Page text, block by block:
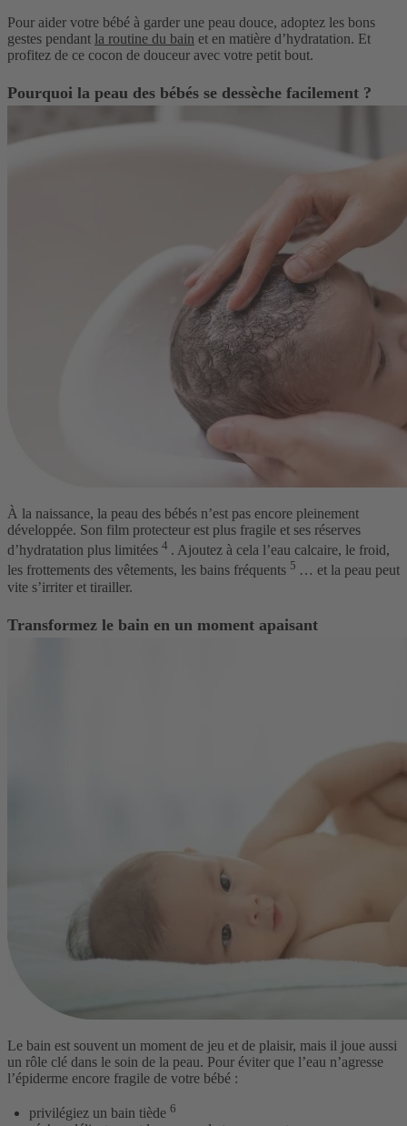
Pour aider votre bébé à garder une peau douce, adoptez les bons
gestes pendant la routine du bain et en matière d’hydratation. Et
profitez de ce cocon de douceur avec votre petit bout.
Pourquoi la peau des bébés se dessèche facilement ?
À la naissance, la peau des bébés n’est pas encore pleinement
développée. Son film protecteur est plus fragile et ses réserves
d’hydratation plus limitées 4 . Ajoutez à cela l’eau calcaire, le froid,
les frottements des vêtements, les bains fréquents 5 … et la peau peut
vite s’irriter et tirailler.
Transformez le bain en un moment apaisant
Le bain est souvent un moment de jeu et de plaisir, mais il joue aussi
un rôle clé dans le soin de la peau. Pour éviter que l’eau n’agresse
l’épiderme encore fragile de votre bébé :
privilégiez un bain tiède 6